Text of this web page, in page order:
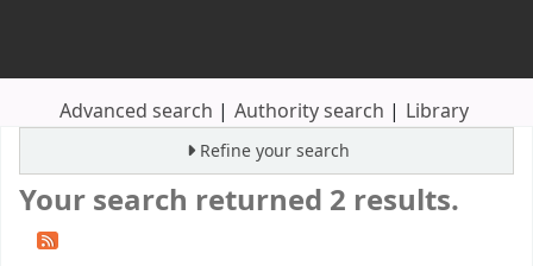
Advanced search Authority search Library
Refine your search
Your search returned 2 results.